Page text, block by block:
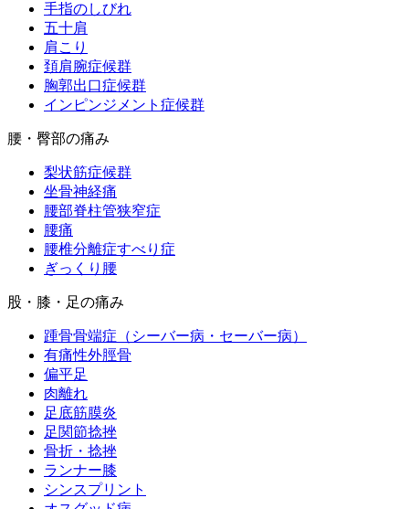
手指のしびれ
五十肩
肩こり
頚肩腕症候群
胸郭出口症候群
インピンジメント症候群
腰・臀部の痛み
梨状筋症候群
坐骨神経痛
腰部脊柱管狭窄症
腰痛
腰椎分離症すべり症
ぎっくり腰
股・膝・足の痛み
踵骨骨端症（シーバー病・セーバー病）
有痛性外脛骨
偏平足
肉離れ
足底筋膜炎
足関節捻挫
骨折・捻挫
ランナー膝
シンスプリント